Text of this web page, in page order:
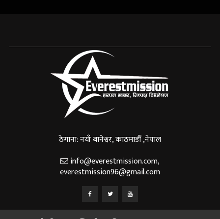
ठेगाना: नयाँ बानेश्वर, काठमाडौँ ,नेपाल
info@everestmission.com,
everestmission96@gmail.com